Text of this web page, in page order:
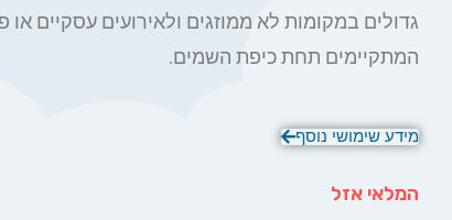
גדולים במקומות לא ממוזגים ולאירועים עסקיים או
המתקיימים תחת כיפת השמים.
מידע שימושי נוסף
המלאי אזל